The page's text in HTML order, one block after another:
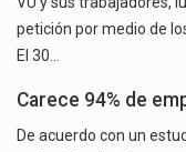
petición por medio de
El 30…
Carece 94% de
De acuerdo con un